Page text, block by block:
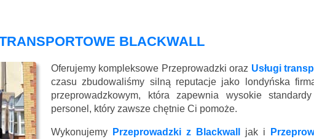
BLACKWALL
Oferujemy kompleksowe Przeprowadzki oraz Usługi
czasu zbudowaliśmy silną reputacje jako londyńska
przeprowadzkowym, która zapewnia wysokie
personel, który zawsze chętnie Ci pomoże.
Wykonujemy Przeprowadzki z Blackwall jak i